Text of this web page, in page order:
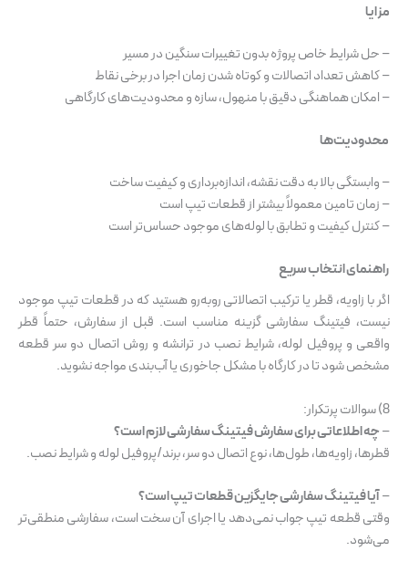
مزایا
– حل شرایط خاص پروژه بدون تغییرات سنگین در مسیر
– کاهش تعداد اتصالات و کوتاه شدن زمان اجرا در برخی نقاط
– امکان هماهنگی دقیق با منهول، سازه و محدودیت‌های کارگاهی
محدودیت‌ها
– وابستگی بالا به دقت نقشه، اندازه‌برداری و کیفیت ساخت
– زمان تامین معمولاً بیشتر از قطعات تیپ است
– کنترل کیفیت و تطابق با لوله‌های موجود حساس‌تر است
راهنمای انتخاب سریع
اگر با زاویه، قطر یا ترکیب اتصالاتی روبه‌رو هستید که در قطعات تیپ موجود
نیست، فیتینگ سفارشی گزینه مناسب است. قبل از سفارش، حتماً قطر
واقعی و پروفیل لوله، شرایط نصب در ترانشه و روش اتصال دو سر قطعه
مشخص شود تا در کارگاه با مشکل جاخوری یا آب‌بندی مواجه نشوید.
8) سوالات پرتکرار:
–چه اطلاعاتی برای سفارش فیتینگ سفارشی لازم است؟
قطرها، زاویه‌ها، طول‌ها، نوع اتصال دو سر، برند/پروفیل لوله و شرایط نصب.
–آیا فیتینگ سفارشی جایگزین قطعات تیپ است؟
وقتی قطعه تیپ جواب نمی‌دهد یا اجرای آن سخت است، سفارشی منطقی‌تر
می‌شود.